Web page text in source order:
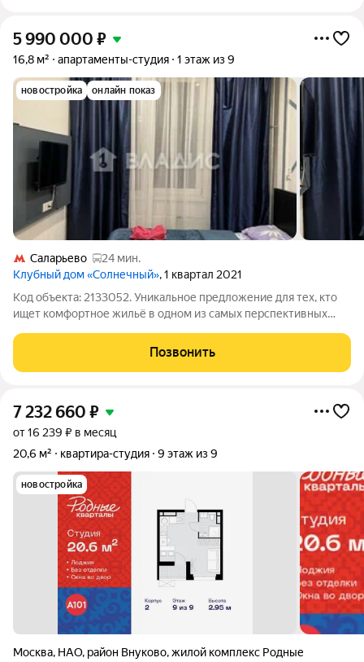
5 990 000 ₽
16,8 м² апартаменты-студия 1 этаж из 9
новостройка онлайн показ
Саларьево
24 мин.
Клубный дом «Солнечный», 1 квартал 2021
Код объекта: 2133052. Уникальное предложение для тех, кто
ищет комфортное жильё в одном из самых перспективных
монолитной новостройке 2020 года на Солнечной улице, 3Ас3
В квартире выполнен
Позвонить
7 232 660 ₽
от 16 239 ₽ в месяц
20,6 м²
квартира-студия 9 этаж из 9
новостройка
Москва, НАО, район Внуково,жилой комплекс Родные